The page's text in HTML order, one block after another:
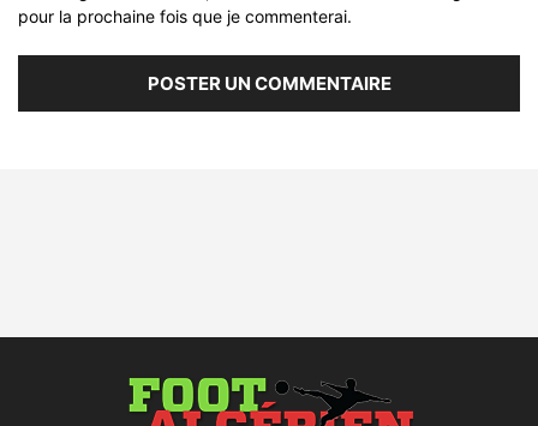
pour la prochaine fois que je commenterai.